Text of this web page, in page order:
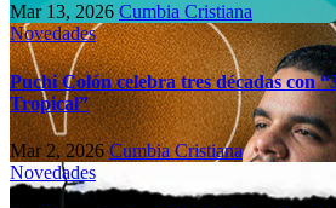
Mar 13, 2026 Cumbia Cristiana
Novedades
Puchi Colón celebra tres décadas con
Tropical”
Mar 2, 2026Cumbia Cristiana
Novedades